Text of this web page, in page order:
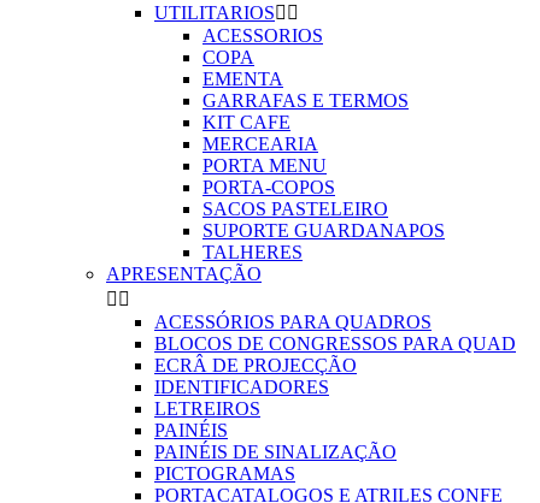
UTILITARIOS 
ACESSORIOS
COPA
EMENTA
GARRAFAS E TERMOS
KIT CAFE
MERCEARIA
PORTA MENU
PORTA-COPOS
SACOS PASTELEIRO
SUPORTE GUARDANAPOS
TALHERES
APRESENTAÇÃO
 
ACESSÓRIOS PARA QUADROS
BLOCOS DE CONGRESSOS PARA QUAD
ECRÂ DE PROJECÇÃO
IDENTIFICADORES
LETREIROS
PAINÉIS
PAINÉIS DE SINALIZAÇÃO
PICTOGRAMAS
PORTACATALOGOS E ATRILES CONFE